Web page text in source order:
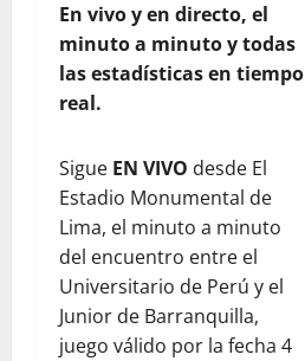
En vivo y en directo, el
minuto a minuto y todas
las estadísticas en tiempo
real.
Sigue EN VIVO desde El
Estadio Monumental de
Lima, el minuto a minuto
del encuentro entre el
Universitario de Perú y el
Junior de Barranquilla,
juego válido por la fecha 4